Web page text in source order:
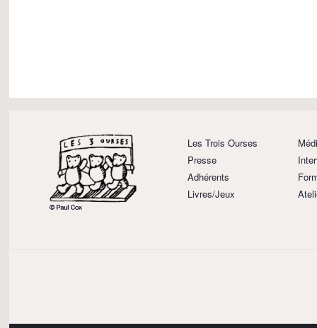
Les Trois Ourses
Presse
Adhérents
Livres/Jeux